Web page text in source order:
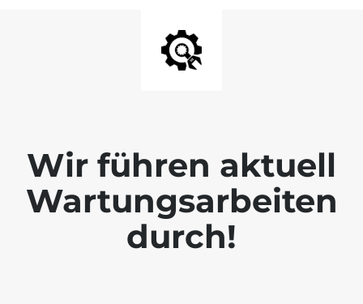
Wir führen aktuell
Wartungsarbeiten
durch!